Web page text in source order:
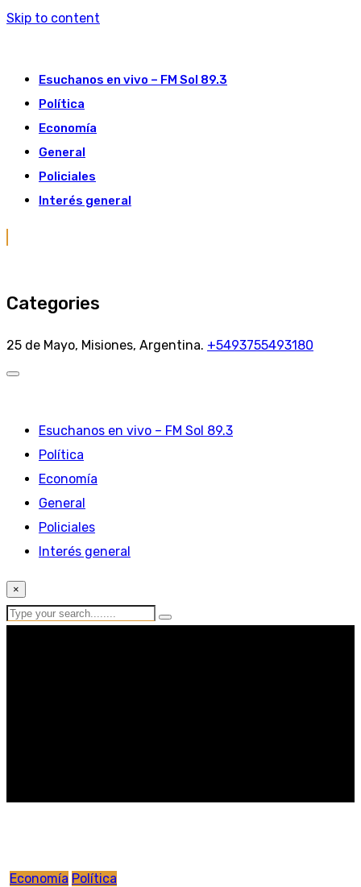
Skip to content
Esuchanos en vivo – FM Sol 89.3
Política
Economía
General
Policiales
Interés general
Categories
25 de Mayo, Misiones, Argentina. +5493755493180
Esuchanos en vivo – FM Sol 89.3
Política
Economía
General
Policiales
Interés general
×
Economía Política